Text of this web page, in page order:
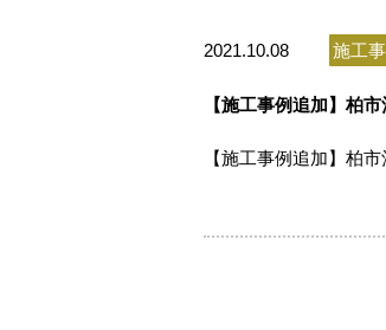
2021.10.08 施工
【施工事例追加】柏
【施工事例追加】柏